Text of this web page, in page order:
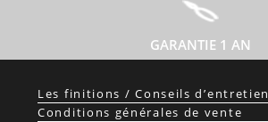
GARANTIE 1 AN
Les finitions / Conseils d’entretien
Conditions générales de vente